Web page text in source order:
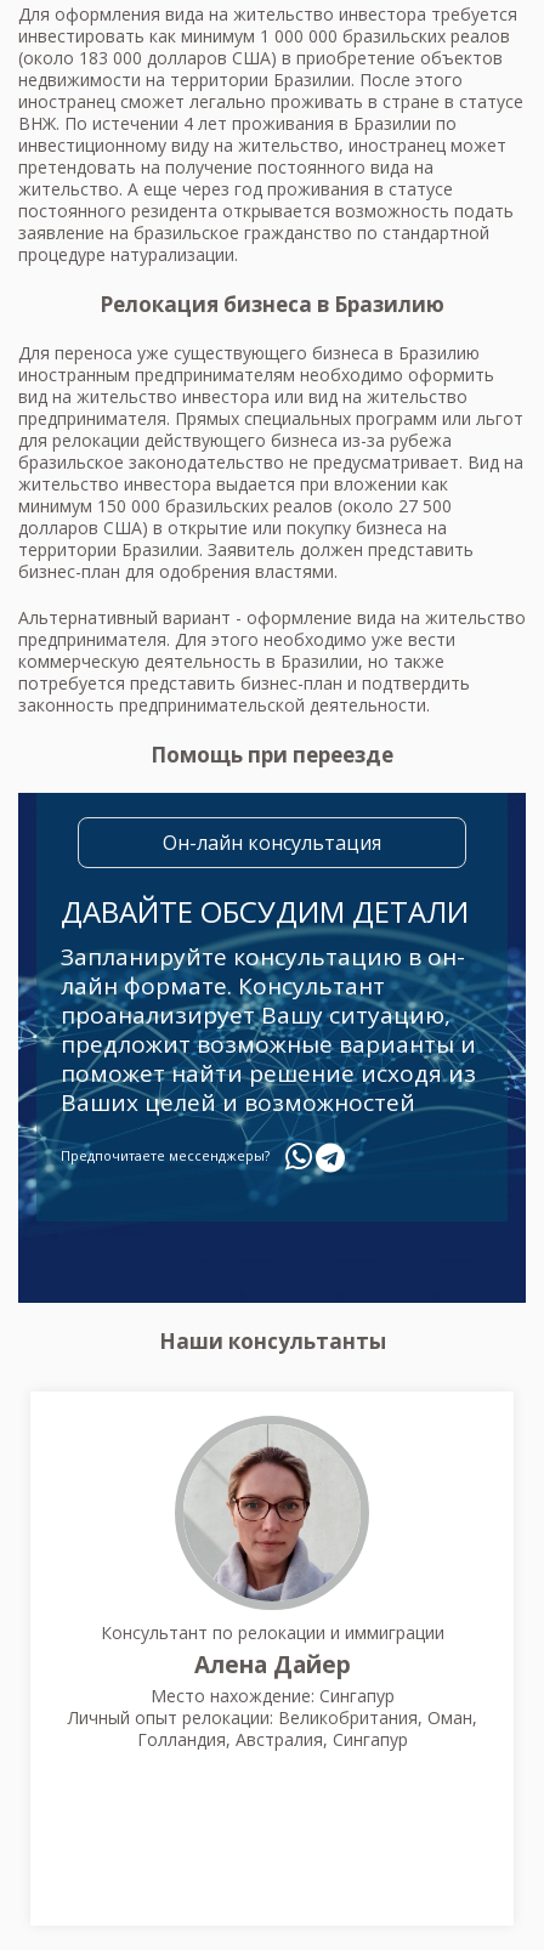
Для оформления вида на жительство инвестора требуется
инвестировать как минимум 1 000 000 бразильских реалов
(около 183 000 долларов США) в приобретение объектов
недвижимости на территории Бразилии. После этого
иностранец сможет легально проживать в стране в статусе
ВНЖ. По истечении 4 лет проживания в Бразилии по
инвестиционному виду на жительство, иностранец может
претендовать на получение постоянного вида на
жительство. А еще через год проживания в статусе
постоянного резидента открывается возможность подать
заявление на бразильское гражданство по стандартной
процедуре натурализации.
Релокация бизнеса в Бразилию
Для переноса уже существующего бизнеса в Бразилию
иностранным предпринимателям необходимо оформить
вид на жительство инвестора или вид на жительство
предпринимателя. Прямых специальных программ или льгот
для релокации действующего бизнеса из-за рубежа
бразильское законодательство не предусматривает. Вид на
жительство инвестора выдается при вложении как
минимум 150 000 бразильских реалов (около 27 500
долларов США) в открытие или покупку бизнеса на
территории Бразилии. Заявитель должен представить
бизнес-план для одобрения властями.
Альтернативный вариант - оформление вида на жительство
предпринимателя. Для этого необходимо уже вести
коммерческую деятельность в Бразилии, но также
потребуется представить бизнес-план и подтвердить
законность предпринимательской деятельности.
Помощь при переезде
Он-лайн консультация
ДАВАЙТЕ ОБСУДИМ ДЕТАЛИ
Запланируйте консультацию в он-
лайн формате. Консультант
проанализирует Вашу ситуацию,
предложит возможные варианты и
поможет найти решение исходя из
Ваших целей и возможностей
Предпочитаете мессенджеры?
Наши консультанты
Консультант по релокации и иммиграции
Алена Дайер
Место нахождение: Сингапур
Личный опыт релокации: Великобритания, Оман,
Голландия, Австралия, Сингапур